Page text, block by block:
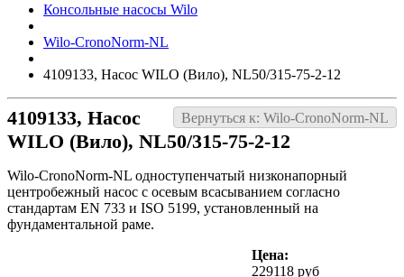
Консольные насосы Wilo
Wilo-CronoNorm-NL
4109133, Насос WILO (Вило), NL50/315-75-2-12
Вернуться к: Wilo-CronoNorm-NL
4109133, Насос
WILO (Вило), NL50/315-75-2-12
Wilo-CronoNorm-NL одноступенчатый низконапорный
центробежный насос с осевым всасыванием согласно
стандартам EN 733 и ISO 5199, установленный на
фундаментальной раме.
Цена:
229118 руб